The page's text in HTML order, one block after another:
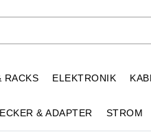
RACKS ELEKTRONIK
& ADAPTER STROM